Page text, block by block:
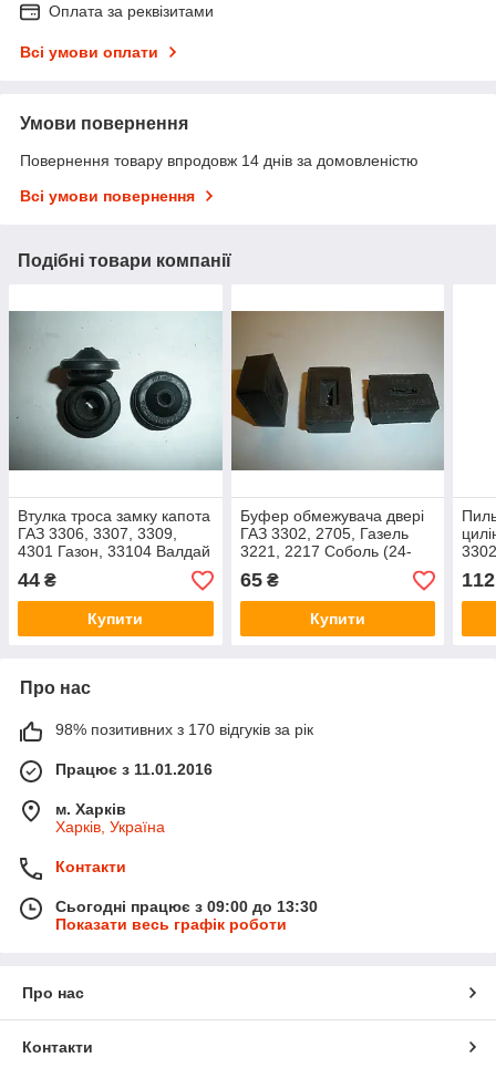
Оплата за реквізитами
Всі умови оплати
Умови повернення
Повернення товару впродовж 14 днів за домовленістю
Всі умови повернення
Подібні товари компанії
Втулка троса замку капота
ГАЗ 3306, 3307, 3309,
4301 Газон, 33104 Валдай
(24-8406224-01, пр-під
ЯРТИ)
44 ₴
Купити
Буфер обмежувача двері
ГАЗ 3302, 2705, Газель
3221, 2217 Соболь (24-
6106086, пр-під ЯРТИ)
65₴
Купити
112
Про нас
98% позитивних з 170 відгуків за рік
Працює з 11.01.2016
м. Харків
Харків, Україна
Контакти
Сьогодні працює з 09:00 до 13:30
Показати весь графік роботи
Про нас
Контакти